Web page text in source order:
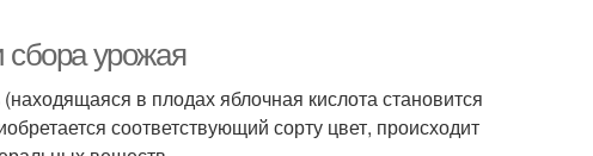
сбора урожая
в плодах яблочная кислота становится
соответствующий сорту цвет, происходит